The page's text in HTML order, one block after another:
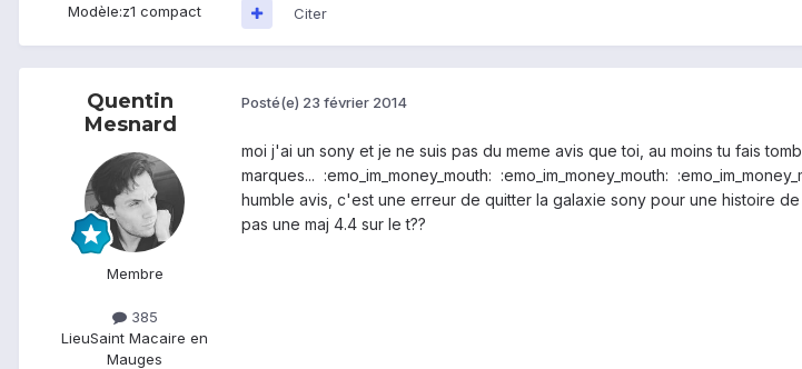
Modèle:z1 compact Citer
Quentin
Mesnard
Membre
385
LieuSaint Macaire en
Mauges
Posté(e) 23 février 2014
moi j'ai un sony et je ne suis pas du meme avis que toi, au moins tu fais
marques... :emo_im_money_mouth: :emo_im_money_mouth:
humble avis, c'est une erreur de quitter la galaxie sony pour une histoire
pas une maj 4.4 sur le t??